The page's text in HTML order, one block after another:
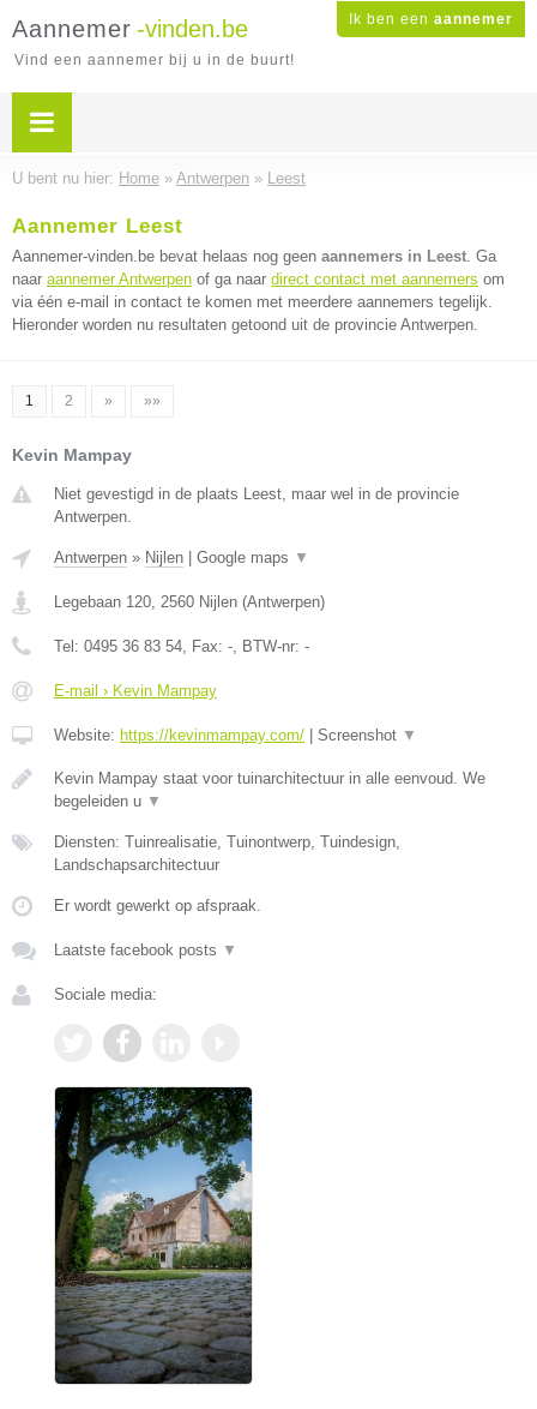
Ik ben een aannemer
Aannemer -vinden.be
Vind een aannemer bij u in de buurt!
U bent nu hier: Home » Antwerpen » Leest
Aannemer Leest
Aannemer-vinden.be bevat helaas nog geen aannemers in Leest. Ga
naar aannemer Antwerpen of ga naar direct contact met aannemers om
via één e-mail in contact te komen met meerdere aannemers tegelijk.
Hieronder worden nu resultaten getoond uit de provincie Antwerpen.
1 2 » »»
Kevin Mampay
Niet gevestigd in de plaats Leest, maar wel in de provincie
Antwerpen.
Antwerpen » Nijlen Google maps ▼
Legebaan 120, 2560 Nijlen (Antwerpen)
Tel: 0495 36 83 54, Fax: -, BTW-nr: -
E-mail › Kevin Mampay
Website: https://kevinmampay.com/ Screenshot ▼
Kevin Mampay staat voor tuinarchitectuur in alle eenvoud. We
begeleiden u ▼
Diensten: Tuinrealisatie, Tuinontwerp, Tuindesign,
Landschapsarchitectuur
Er wordt gewerkt op afspraak.
Laatste facebook posts ▼
Sociale media: